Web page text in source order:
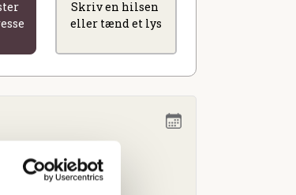
Skriv en hilsen
eller tænd et lys